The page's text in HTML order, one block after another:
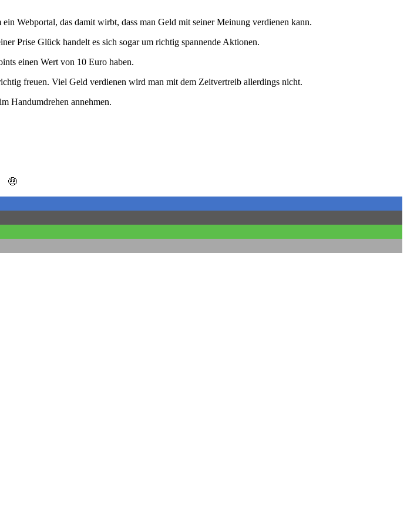
Webportal, das damit wirbt, dass man Geld mit seiner Meinung verdienen kann.
Prise Glück handelt es sich sogar um richtig spannende Aktionen.
einen Wert von 10 Euro haben.
freuen. Viel Geld verdienen wird man mit dem Zeitvertreib allerdings nicht.
Handumdrehen annehmen.
🤑